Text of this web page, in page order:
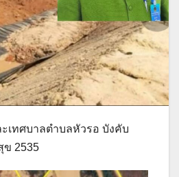
เทศบาลตำบลหัวรอ บังคับ
ข 2535